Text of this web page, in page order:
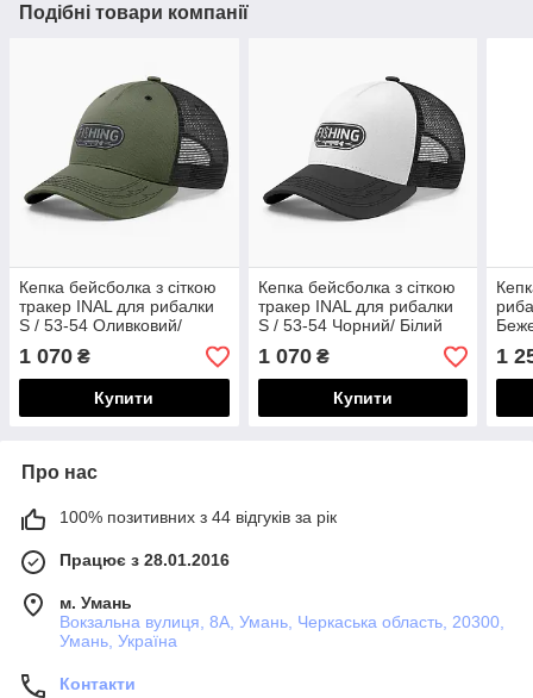
Подібні товари компанії
Кепка бейсболка з сіткою
тракер INAL для рибалки
S / 53-54 Оливковий/
Чорний 2 193453
1 070 ₴
Купити
Кепка бейсболка з сіткою
тракер INAL для рибалки
S / 53-54 Чорний/ Білий
95453
1 070₴
Купити
1
Про нас
100% позитивних з 44 відгуків за рік
Працює з 28.01.2016
м. Умань
Вокзальна вулиця, 8А, Умань, Черкаська область, 20300,
Умань, Україна
Контакти